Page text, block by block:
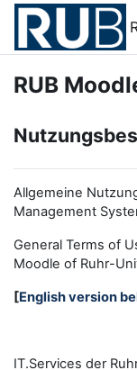
Zum Hauptinhalt
RUB
Allgemeine
Management
General Terms of
Moodle of Ruhr-
[English version
IT.Services der